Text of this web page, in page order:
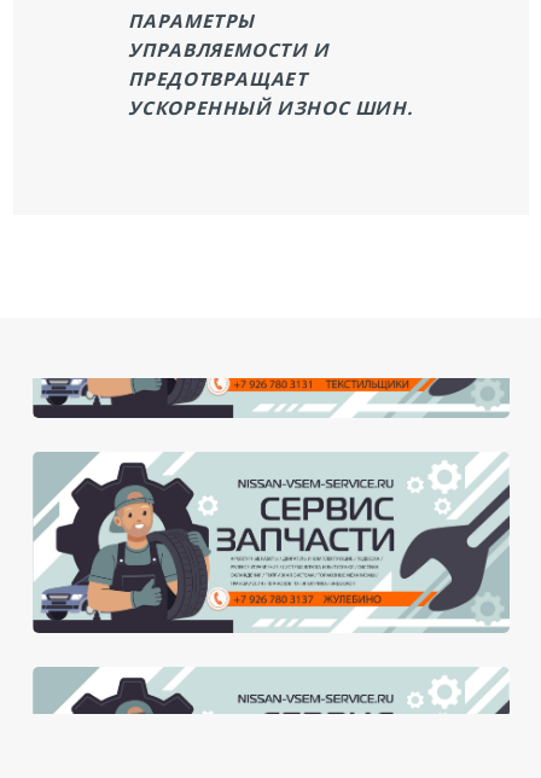
ПАРАМЕТРЫ
УПРАВЛЯЕМОСТИ И
ПРЕДОТВРАЩАЕТ
УСКОРЕННЫЙ ИЗНОС ШИН.